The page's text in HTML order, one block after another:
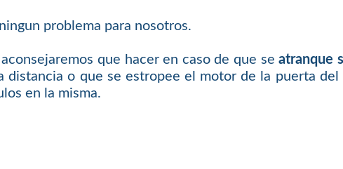
problema para nosotros.
que hacer en caso de que seatranque
distancia o que se estropee el motor de la puerta
en la misma.